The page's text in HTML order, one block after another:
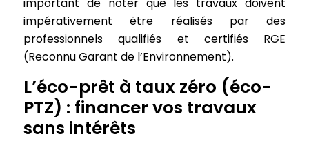
impérativement être réalisés par des
professionnels qualifiés et certifiés RGE
(Reconnu Garant de l’Environnement).
L’éco-prêt à taux zéro (éco-
PTZ) : financer vos travaux
sans intérêts